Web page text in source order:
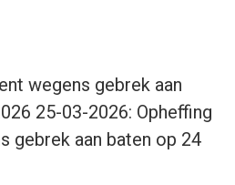
wegens gebrek aan
25-03-2026: Opheffing
gebrek aan baten op 24